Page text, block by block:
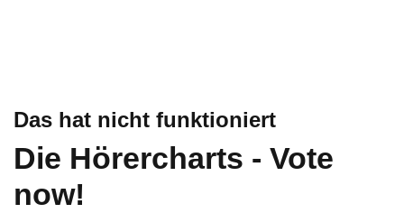
Das hat nicht funktioniert
Die Hörercharts - Vote
now!